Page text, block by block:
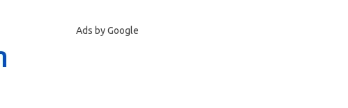
Ads by Google